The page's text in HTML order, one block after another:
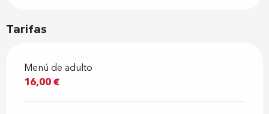
Tarifas
Menú de adulto
16,00 €